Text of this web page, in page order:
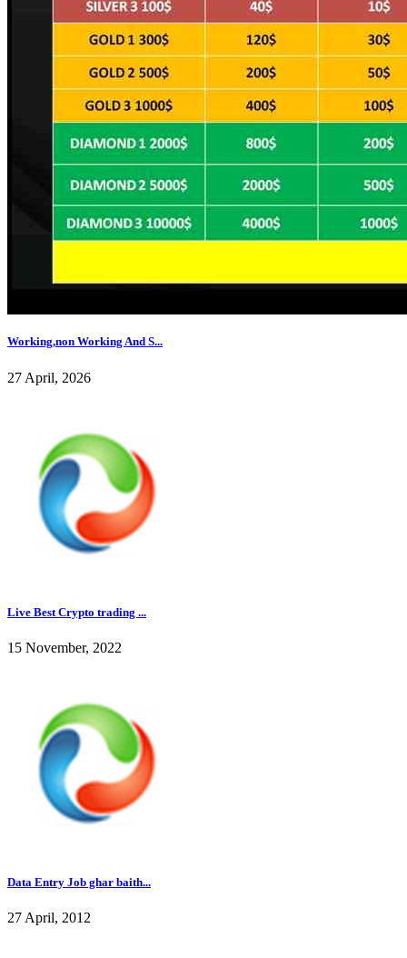
Working,non Working And S...
27 April, 2026
Live Best Crypto trading ...
15 November, 2022
Data Entry Job ghar baith...
27 April, 2012